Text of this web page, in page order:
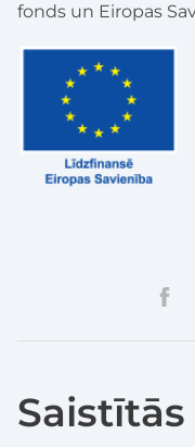
fonds un Eiropas